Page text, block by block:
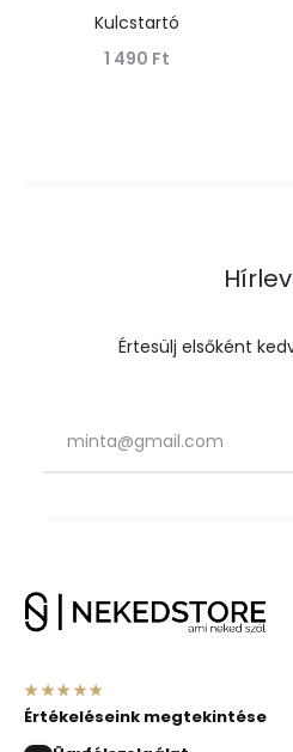
Kulcstartó
1 490 Ft
Értesülj elsőként
★★★★★
Értékeléseink megtekintése